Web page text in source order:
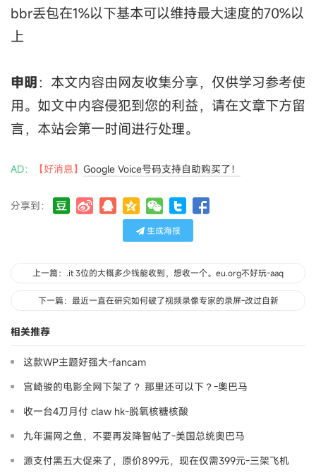
bbr丢包在1%以下基本可以维持最大速度的70%以
上
申明：本文内容由网友收集分享，仅供学习参考使
用。如文中内容侵犯到您的利益，请在文章下方留
言，本站会第一时间进行处理。
AD： 【好消息】 Google Voice号码支持自助购买了！
分享到：
生成海报
上一篇：.it 3位的大概多少钱能收到，想收一个。eu.org不好玩-aaq
下一篇：最近一直在研究如何破了视频录像专家的录屏-改过自新
相关推荐
这款WP主题好强大-fancam
宫崎骏的电影全网下架了？ 那里还可以下？-奧巴马
收一台4刀月付 claw hk-脱氧核糖核酸
九年漏网之鱼，不要再发降智帖了-美国总统奥巴马
源支付黑五大促来了，原价899元，现在仅需399元-三架飞机